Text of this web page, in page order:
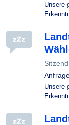
Unsere
Unsere